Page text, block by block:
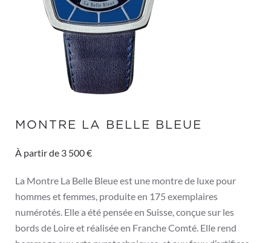
MONTRE LA BELLE BLEUE
À partir de 3 500 €
La Montre La Belle Bleue est une montre de luxe pour
hommes et femmes, produite en 175 exemplaires
numérotés. Elle a été pensée en Suisse, conçue sur les
bords de Loire et réalisée en Franche Comté. Elle rend